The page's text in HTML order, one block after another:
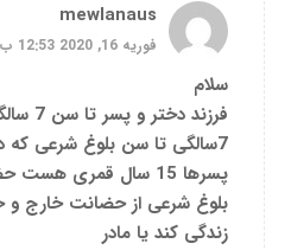
mewlanaus
فوریه 16, 2020 12:53 ب.ظ
سلام
فرزند
پسرها 15 سال قمری
بلوغ شرعی از حضانت خارج و
زندگی کند یا مادر